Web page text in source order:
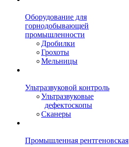
Оборудование для
горнодобывающей
промышленности
Дробилки
Грохоты
Мельницы
Ультразвуковой контроль
Ультразвуковые
дефектоскопы
Сканеры
Промышленная рентгеновская